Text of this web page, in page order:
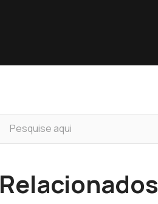
Relacionados